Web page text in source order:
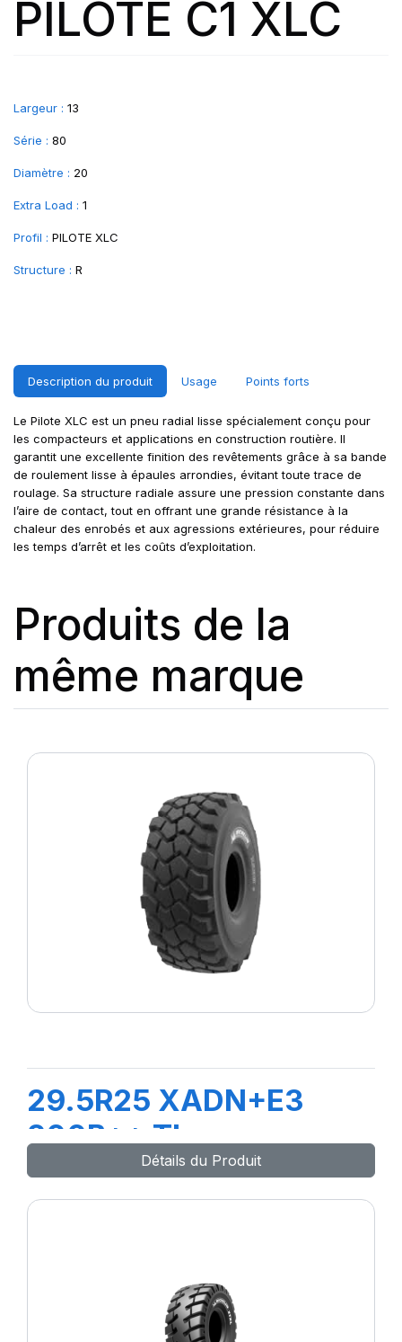
PILOTE C1 XLC
Largeur : 13
Série : 80
Diamètre : 20
Extra Load : 1
Profil : PILOTE XLC
Structure : R
Description du produit Usage Points forts
Le Pilote XLC est un pneu radial lisse spécialement conçu pour
les compacteurs et applications en construction routière. Il
garantit une excellente finition des revêtements grâce à sa bande
de roulement lisse à épaules arrondies, évitant toute trace de
roulage. Sa structure radiale assure une pression constante dans
l’aire de contact, tout en offrant une grande résistance à la
chaleur des enrobés et aux agressions extérieures, pour réduire
les temps d’arrêt et les coûts d’exploitation.
Produits de la
même marque
29.5R25 XADN+E3
200B** TL
Détails du Produit